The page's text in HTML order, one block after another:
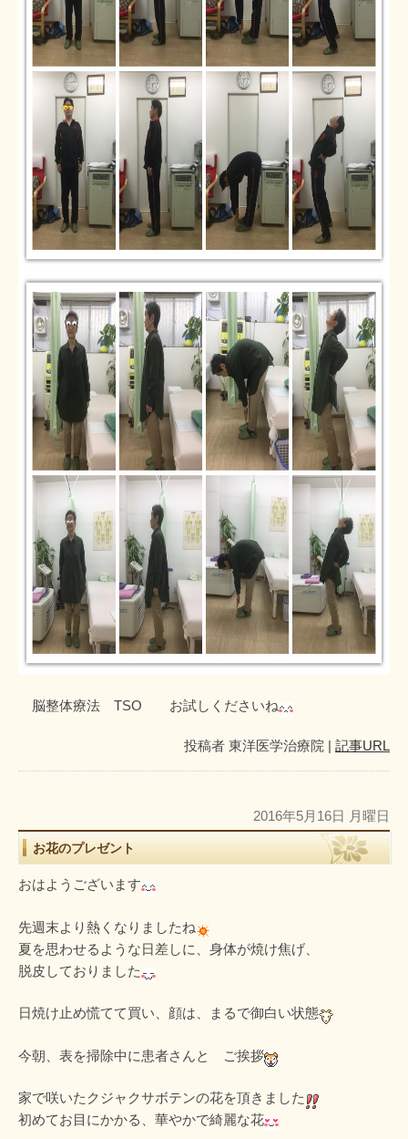
脳整体療法 TSO お試しくださいね
投稿者 東洋医学治療院 | 記事URL
2016年5月16日 月曜日
お花のプレゼント
おはようございます
先週末より熱くなりましたね
夏を思わせるような日差しに、身体が焼け焦げ、
脱皮しておりました
日焼け止め慌てて買い、顔は、まるで御白い状態
今朝、表を掃除中に患者さんと ご挨拶
家で咲いたクジャクサボテンの花を頂きました
初めてお目にかかる、華やかで綺麗な花